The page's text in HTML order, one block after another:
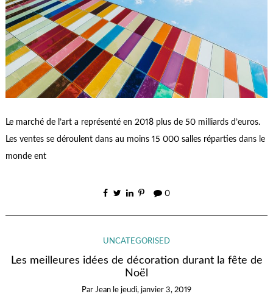
Le marché de l’art a représenté en 2018 plus de 50 milliards d’euros.
Les ventes se déroulent dans au moins 15 000 salles réparties dans le
monde ent
0
UNCATEGORISED
Les meilleures idées de décoration durant la fête de
Noël
Par Jean le jeudi, janvier 3, 2019